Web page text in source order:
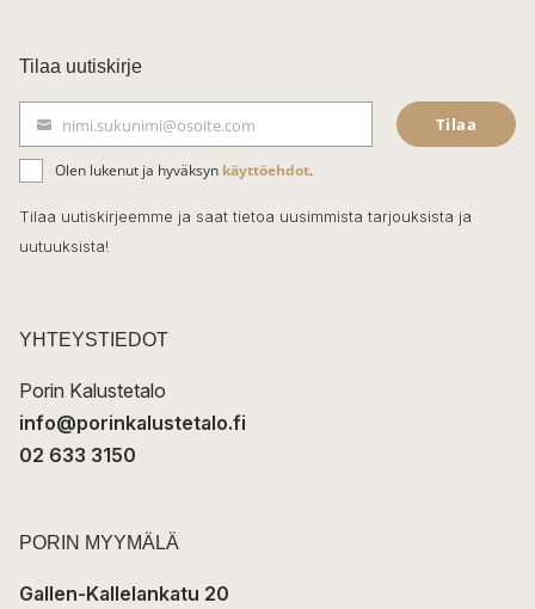
c
e
b
o
o
k
Tilaa uutiskirje
ä
h
k
t
nimi.sukunimi@osoite.com Tilaa
Olen lukenut ja hyväksyn käyttöehdot.
Tilaa uutiskirjeemme ja saat tietoa uusimmista tarjouksista ja
uutuuksista!
YHTEYSTIEDOT
Porin Kalustetalo
info@porinkalustetalo.fi
02 633 3150
PORIN MYYMÄLÄ
Gallen-Kallelankatu 20